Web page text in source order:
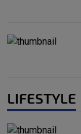
LIFESTYLE